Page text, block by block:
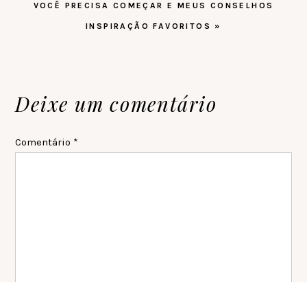
VOCÊ PRECISA COMEÇAR E MEUS CONSELHOS
INSPIRAÇÃO FAVORITOS »
Reader
Interactions
Deixe um comentário
Comentário *